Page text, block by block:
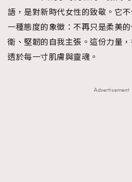
語，是對新時代女性的致敬。它
一種態度的象徵：不再只是柔美
衛、堅韌的自我主張。這份力量
透於每一寸肌膚與靈魂。
Advertisement